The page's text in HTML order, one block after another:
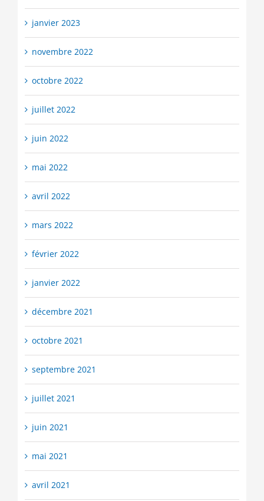
janvier 2023
novembre 2022
octobre 2022
juillet 2022
juin 2022
mai 2022
avril 2022
mars 2022
février 2022
janvier 2022
décembre 2021
octobre 2021
septembre 2021
juillet 2021
juin 2021
mai 2021
avril 2021